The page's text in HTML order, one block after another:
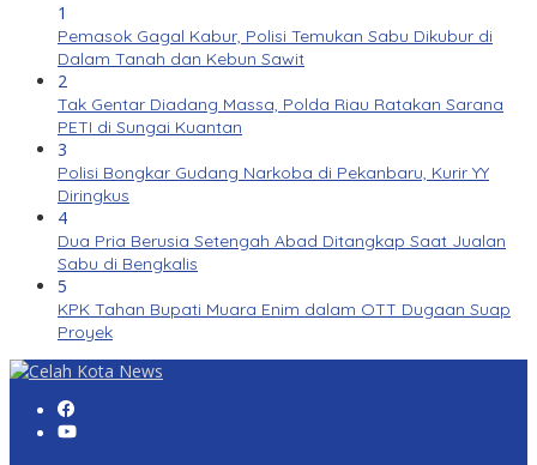
1
Pemasok Gagal Kabur, Polisi Temukan Sabu Dikubur di
Dalam Tanah dan Kebun Sawit
2
Tak Gentar Diadang Massa, Polda Riau Ratakan Sarana
PETI di Sungai Kuantan
3
Polisi Bongkar Gudang Narkoba di Pekanbaru, Kurir YY
Diringkus
4
Dua Pria Berusia Setengah Abad Ditangkap Saat Jualan
Sabu di Bengkalis
5
KPK Tahan Bupati Muara Enim dalam OTT Dugaan Suap
Proyek